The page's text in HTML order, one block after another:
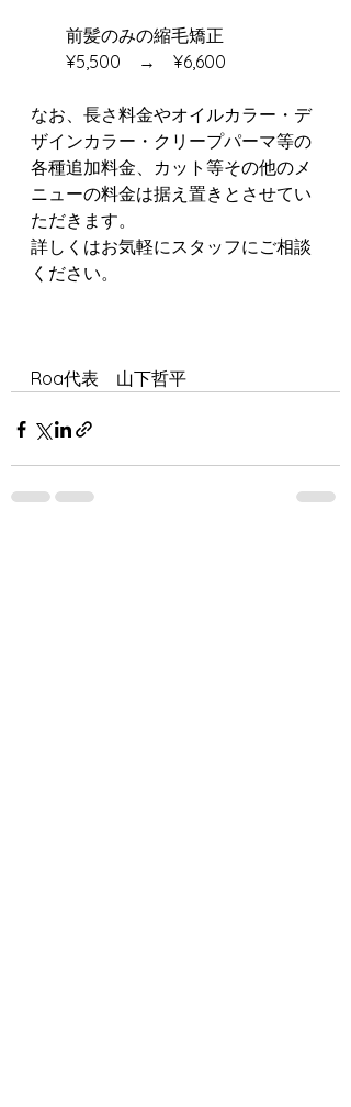
前髪のみの縮毛矯正
¥5,500　→　¥6,600
なお、長さ料金やオイルカラー・デ
ザインカラー・クリープパーマ等の
各種追加料金、カット等その他のメ
ニューの料金は据え置きとさせてい
ただきます。
詳しくはお気軽にスタッフにご相談
ください。
Roa代表　山下哲平